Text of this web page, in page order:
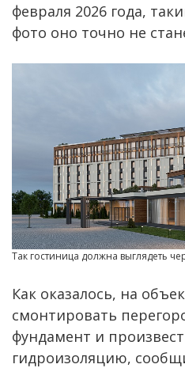
февраля 2026 года,
фото оно точно не
Так гостиница должна выглядеть
Как оказалось, на
смонтировать
фундамент и
гидроизоляцию,